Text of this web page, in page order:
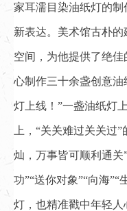
家耳濡目染油纸灯的制
新表达。美术馆古朴
空间，为他提供了绝
心制作三十余盏创意
灯上线！”一盏油纸灯
上，“关关难过关关过
灿，万事皆可顺利通关
功”“送你对象”“向海
灯，也精准戳中年轻